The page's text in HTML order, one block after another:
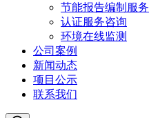
节能报告编制服务
认证服务咨询
环境在线监测
公司案例
新闻动态
项目公示
联系我们